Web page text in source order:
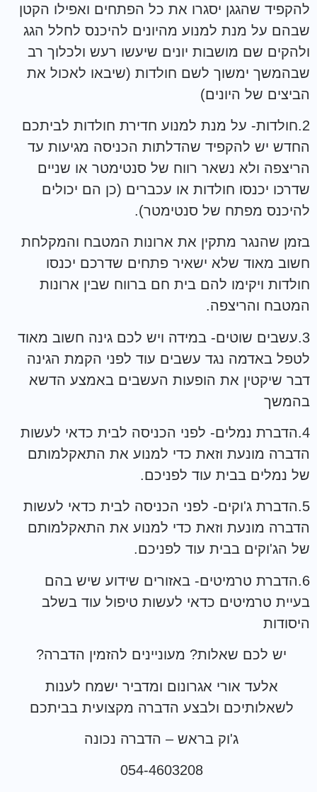
להקפיד שהגגן יסגרו את כל הפתחים ואפילו הקטן
שבהם על מנת למנוע מהיונים להיכנס לחלל הגג
ולהקים שם מושבות יונים שיעשו רעש ולכלוך רב
שבהמשך ימשוך לשם חולדות (שיבאו לאכול את
הביצים של היונים)
2.חולדות- על מנת למנוע חדירת חולדות לביתכם
החדש יש להקפיד שהדלתות הכניסה מגיעות עד
הריצפה ולא נשאר רווח של סנטימטר או שניים
שדרכו יכנסו חולדות או עכברים (כן הם יכולים
להיכנס מפתח של סנטימטר).
בזמן שהנגר מתקין את ארונות המטבח והמקלחת
חשוב מאוד שלא ישאיר פתחים שדרכם יכנסו
חולדות ויקימו להם בית חם ברווח שבין ארונות
המטבח והריצפה.
3.עשבים שוטים- במידה ויש לכם גינה חשוב מאוד
לטפל באדמה נגד עשבים עוד לפני הקמת הגינה
דבר שיקטין את הופעות העשבים באמצע הדשא
בהמשך
4.הדברת נמלים- לפני הכניסה לבית כדאי לעשות
הדברה מונעת וזאת כדי למנוע את התאקלמותם
של נמלים בבית עוד לפניכם.
5.הדברת ג'וקים- לפני הכניסה לבית כדאי לעשות
הדברה מונעת וזאת כדי למנוע את התאקלמותם
של הג'וקים בבית עוד לפניכם.
6.הדברת טרמיטים- באזורים שידוע שיש בהם
בעיית טרמיטים כדאי לעשות טיפול עוד בשלב
היסודות
יש לכם שאלות? מעוניינים להזמין הדברה?
אלעד אורי אגרונום ומדביר ישמח לענות
לשאלותיכם ולבצע הדברה מקצועית בביתכם
ג'וק בראש – הדברה נכונה
054-4603208